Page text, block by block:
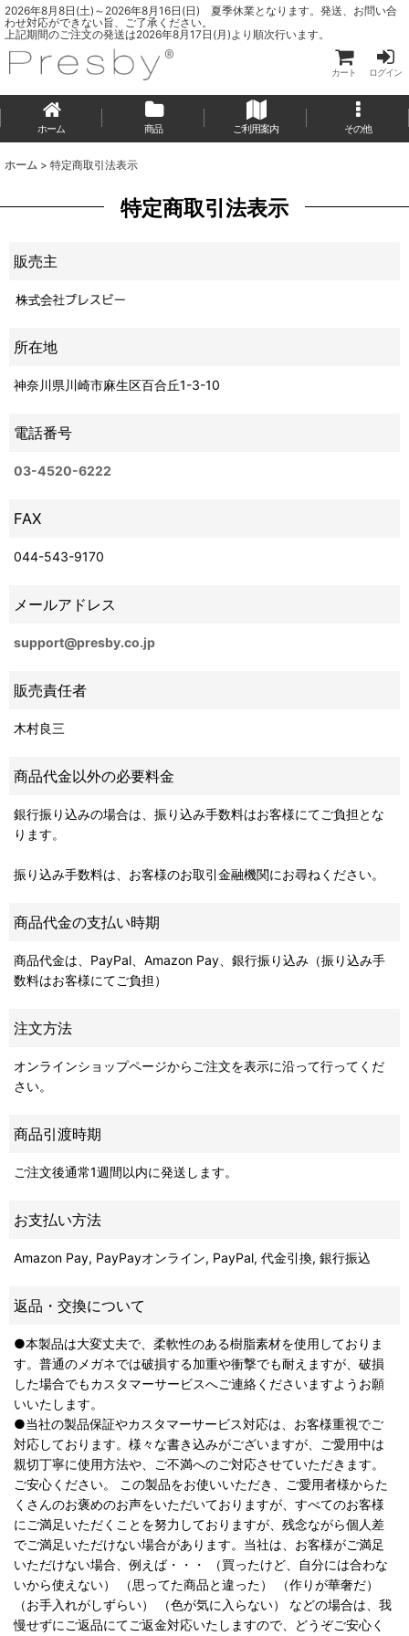
2026年8月8日(土)～2026年8月16日(日) 夏季休業となります。発送、お問い合
わせ対応ができない旨、ご了承ください。
上記期間のご注文の発送は2026年8月17日(月)より順次行います。
カート ログイン
ホーム 商品 ご利用案内 その他
ホーム > 特定商取引法表示
特定商取引法表示
販売主
所在地
神奈川県川崎市麻生区百合丘1-3-10
電話番号
03-4520-6222
FAX
044-543-9170
メールアドレス
support@presby.co.jp
販売責任者
木村良三
商品代金以外の必要料金
銀行振り込みの場合は、振り込み手数料はお客様にてご負担とな
ります。
振り込み手数料は、お客様のお取引金融機関にお尋ねください。
商品代金の支払い時期
商品代金は、PayPal、Amazon Pay、銀行振り込み（振り込み手
数料はお客様にてご負担）
注文方法
オンラインショップページからご注文を表示に沿って行ってくだ
さい。
商品引渡時期
ご注文後通常1週間以内に発送します。
お支払い方法
Amazon Pay, PayPayオンライン, PayPal, 代金引換, 銀行振込
返品・交換について
●本製品は大変丈夫で、柔軟性のある樹脂素材を使用しておりま
す。普通のメガネでは破損する加重や衝撃でも耐えますが、破損
した場合でもカスタマーサービスへご連絡くださいますようお願
いいたします。
●当社の製品保証やカスタマーサービス対応は、お客様重視でご
対応しております。様々な書き込みがございますが、ご愛用中は
親切丁寧に使用方法や、ご不満へのご対応させていただきます。
ご安心ください。 この製品をお使いいただき、ご愛用者様からた
くさんのお褒めのお声をいただいておりますが、すべてのお客様
にご満足いただくことを努力しておりますが、残念ながら個人差
でご満足いただけない場合があります。当社は、お客様がご満足
いただけない場合、例えば・・・ （買ったけど、自分には合わな
いから使えない） （思ってた商品と違った） （作りが華奢だ）
（お手入れがしずらい） （色が気に入らない） などの場合は、我
慢せずにご返品にてご返金対応いたしますので、どうぞご安心く